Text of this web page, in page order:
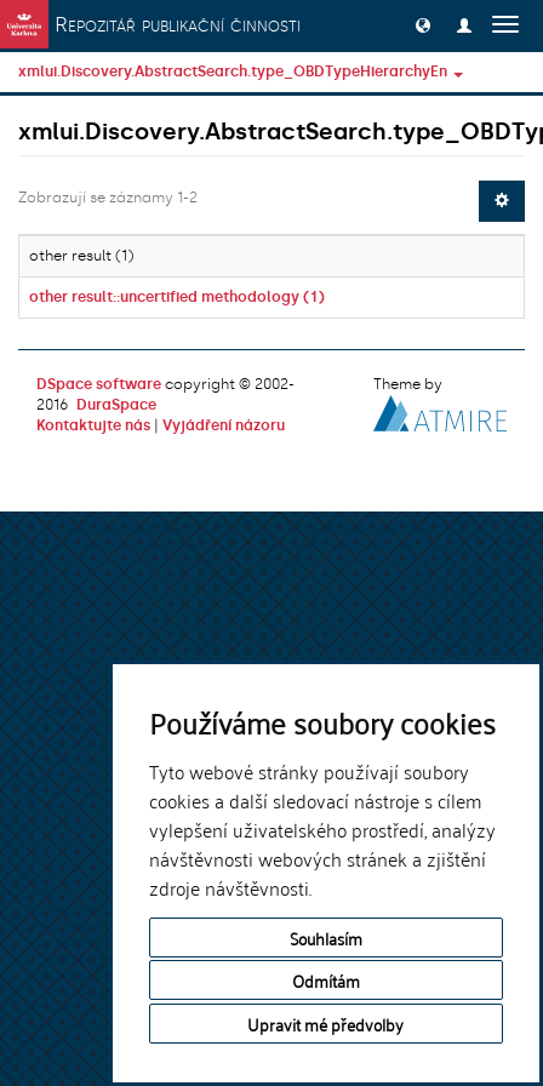
Používáme soubory cookies
Tyto webové stránky používají soubory
cookies a další sledovací nástroje s cílem
vylepšení uživatelského prostředí, analýzy
návštěvnosti webových stránek a zjištění
zdroje návštěvnosti.
Souhlasím
Odmítám
Upravit mé předvolby
Přeskočit na obsah
Repozitář publikační činnosti
xmlui.Discovery.AbstractSearch.type_OBDTypeHierarchyEn
Zobrazují se záznamy 1-2
other result (1)
other result::uncertified methodology (1)
DSpace software copyright © 2002-
2016
DuraSpace
Kontaktujte nás
Vyjádření názoru
Theme by